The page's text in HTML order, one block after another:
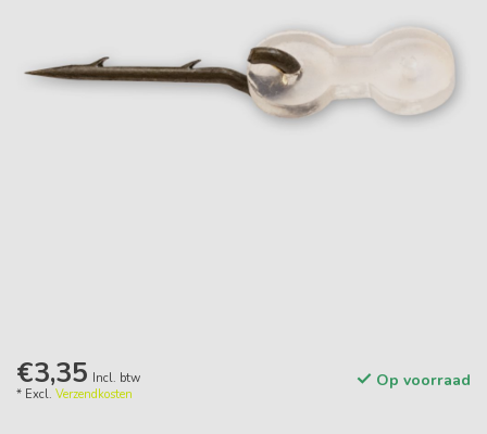
€3,35 Incl. btw
* Excl. Verzendkosten
Op voorraad